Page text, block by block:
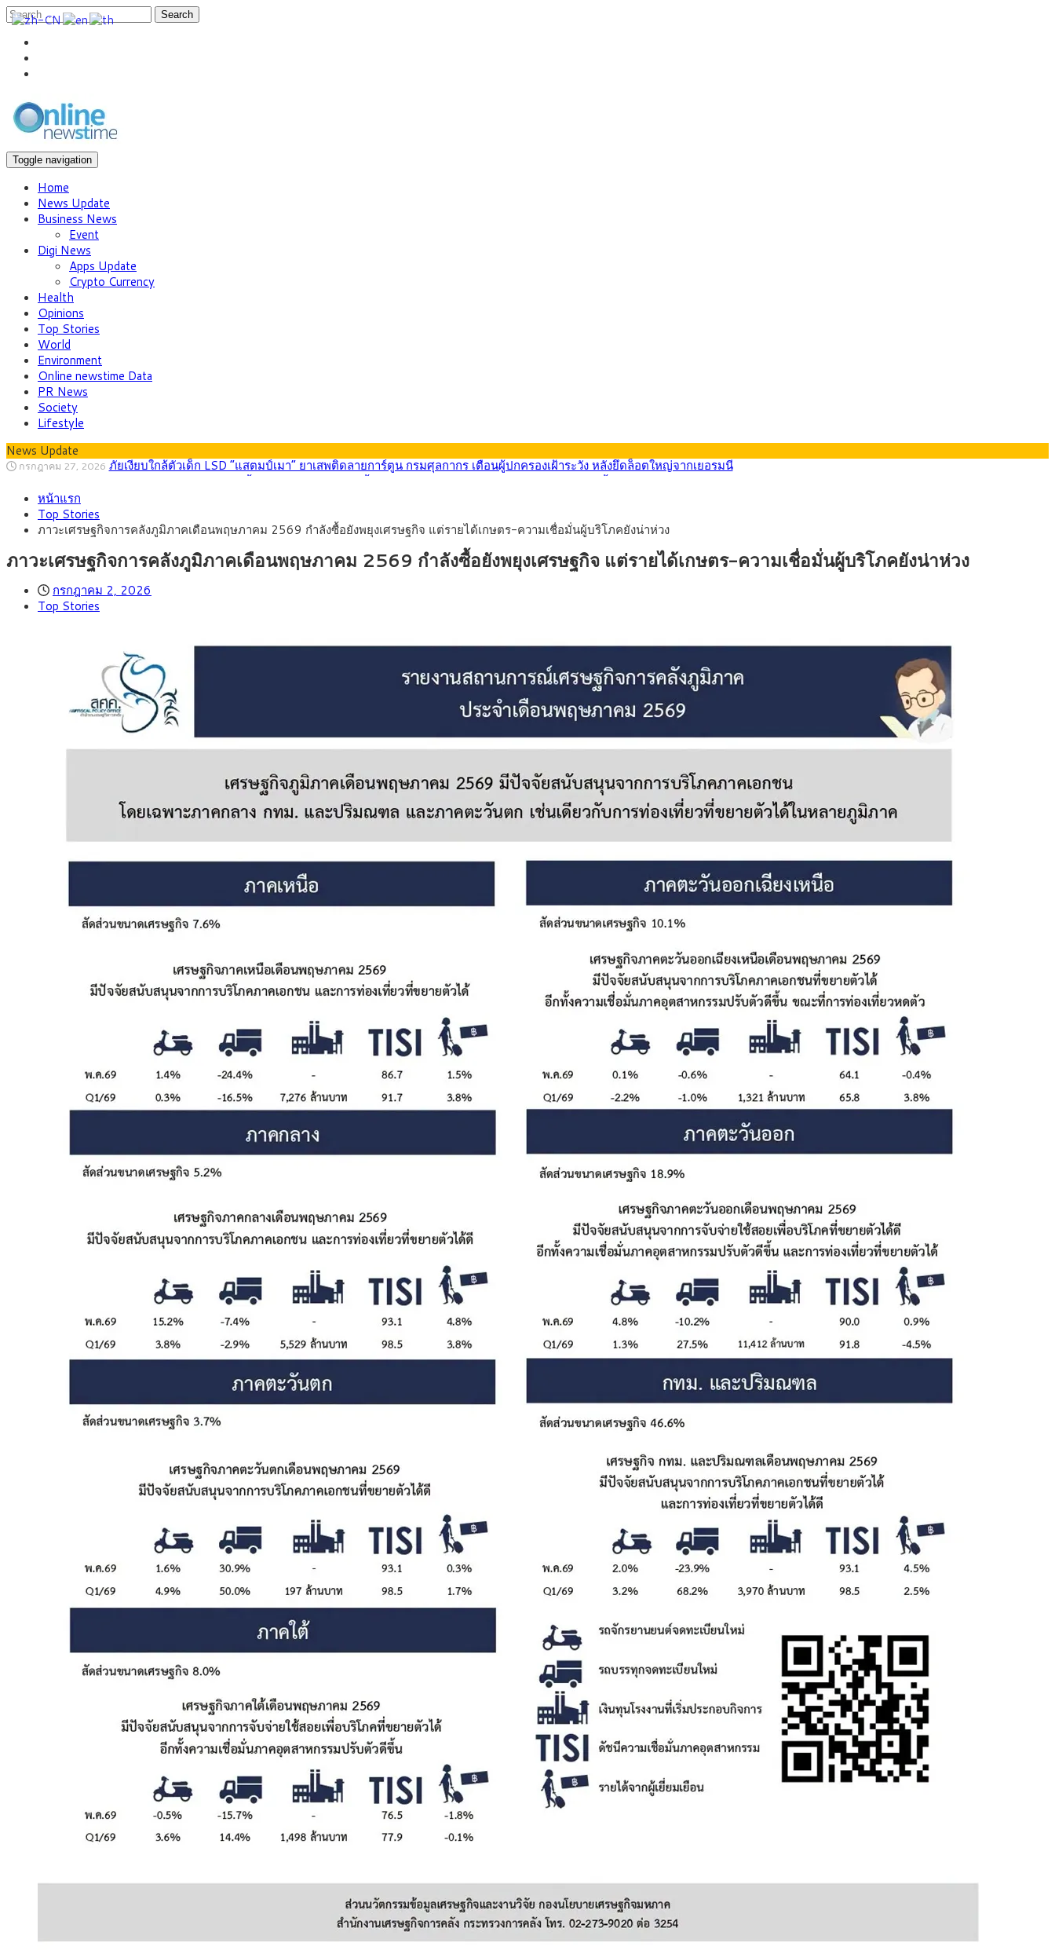
Search
Toggle navigation
Home
News Update
Business News
Event
Digi News
Apps Update
Crypto Currency
Health
Opinions
Top Stories
World
Environment
Online newstime Data
PR News
Society
Lifestyle
News Update
กรกฎาคม 27, 2026 กรุงศรี คาดเงินบาทสัปดาห์นี้ (27–31 ก.ค. 2569) ซื้อขายในกรอบ 33.40-34.00 มองเฟดคงดอกเบี้ย
สิงหาคม 4, 2026
สิงหาคม 3, 2026 กรุงศรี คาดเงินบาทสัปดาห์นี้ซื้อขายในกรอบ 33.00-33.60 ติดตามข้อมูลจ้างงานสหรัฐฯ
สิงหาคม 1, 2026 “เอกนิติ” เปิดเครื่องยนต์เศรษฐกิจใหม่ของไทย เดินหน้า 5 ยุทธศาสตร์ รื้อโครงสร้างเศรษฐกิจ ดันไทยโตเต็มศักยภาพ
กรกฎาคม 27, 2026 ภัยเงียบใกล้ตัวเด็ก LSD “แสตมป์เมา” ยาเสพติดลายการ์ตูน กรมศุลกากร เตือนผู้ปกครองเฝ้าระวัง หลังยึดล็อตใหญ่จากเยอรมนี
หน้าแรก
Top Stories
ภาวะเศรษฐกิจการคลังภูมิภาคเดือนพฤษภาคม 2569 กำลังซื้อยังพยุงเศรษฐกิจ แต่รายได้เกษตร-ความเชื่อมั่นผู้บริโภคยังน่าห่วง
ภาวะเศรษฐกิจการคลังภูมิภาคเดือนพฤษภาคม 2569 กำลังซื้อยังพยุงเศรษฐกิจ แต่รายได้เกษตร-ความเชื่อมั่นผู้บริโภคยังน่าห่วง
กรกฎาคม 2, 2026
Top Stories